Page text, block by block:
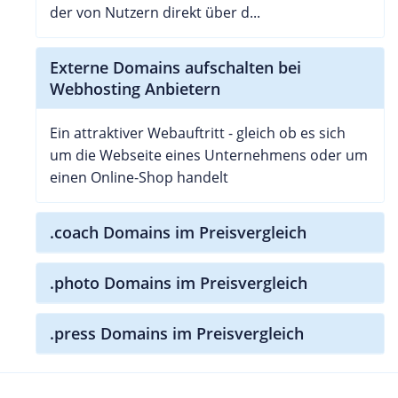
der von Nutzern direkt über d...
Externe Domains aufschalten bei
Webhosting Anbietern
Ein attraktiver Webauftritt - gleich ob es sich
um die Webseite eines Unternehmens oder um
einen Online-Shop handelt
.coach Domains im Preisvergleich
.photo Domains im Preisvergleich
.press Domains im Preisvergleich